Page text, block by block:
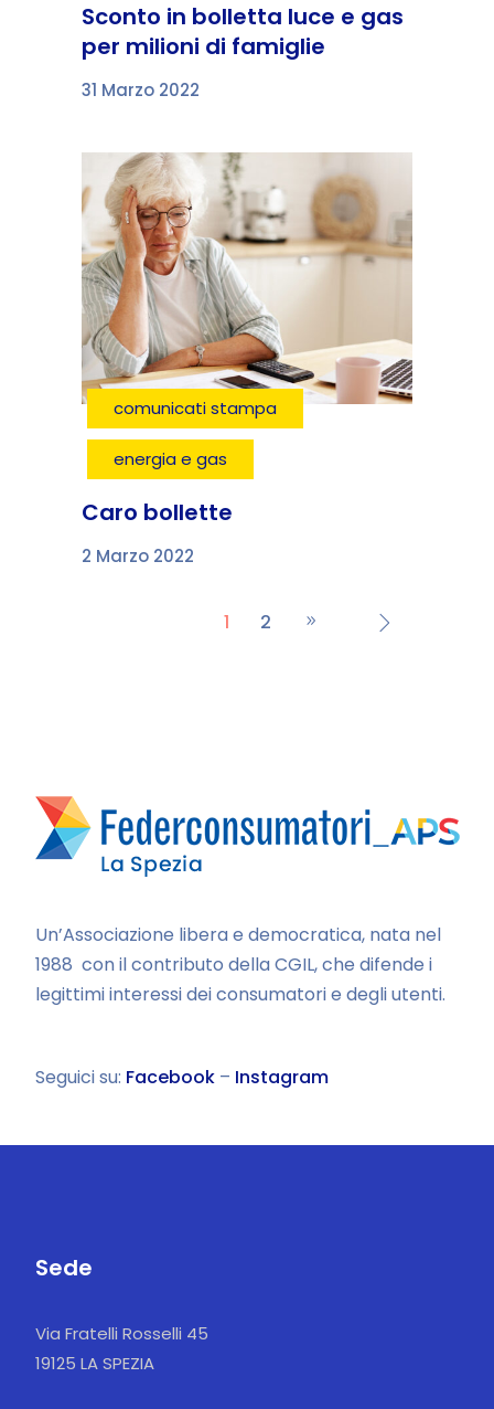
Sconto in bolletta luce e gas
per milioni di famiglie
31 Marzo 2022
comunicati stampa
energia e gas
Caro bollette
2 Marzo 2022
1 2
Un’Associazione libera e democratica, nata nel
1988 con il contributo della CGIL, che difende i
legittimi interessi dei consumatori e degli utenti.
Seguici su: Facebook – Instagram
Sede
Via Fratelli Rosselli 45
19125 LA SPEZIA